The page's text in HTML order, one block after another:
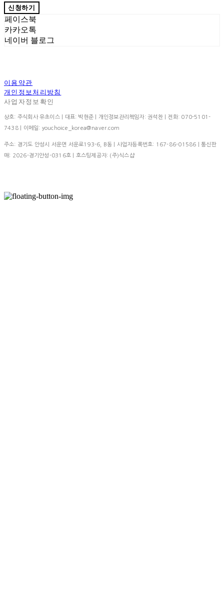
신청하기
페이스북
카카오톡
네이버 블로그
이용약관
개인정보처리방침
사업자정보확인
상호: 주식회사 유초이스 | 대표: 박현준 | 개인정보관리책임자: 권석찬 | 전화: 070-5101-
7438 | 이메일: youchoice_korea@naver.com
주소: 경기도 안성시 서운면 서운로193-6, B동 | 사업자등록번호: 167-86-01586 | 통신판
매: 2026-경기안성-0316호| 호스팅제공자: (주)식스샵